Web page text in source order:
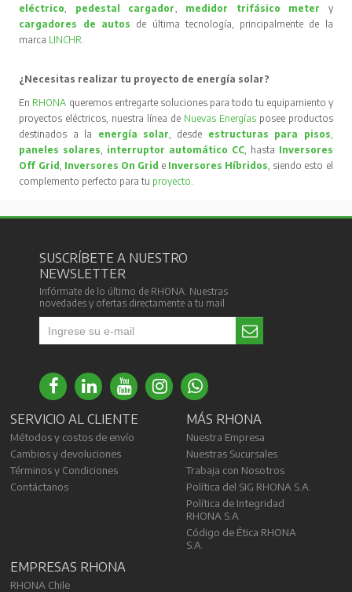
eléctrico
pedestal cargador medidor trifásico meter
y
cargadores de autos de última tecnología, principalmente de la
marca LINCHR
¿Necesitas realizar tu proyecto de energía solar?
En RHONA queremos entregarte soluciones para todo tu equipamiento y
proyectos eléctricos, nuestra línea de Nuevas Energíasposee productos
destinados a la energía solar , desde estructuras para pisos
paneles solares
interruptor automático CC, hasta Inversores
Off Grid Inversores On Grid e Inversores Híbridos , siendo esto el
complemento perfecto para tu proyecto
SUSCRÍBETE A NUESTRO
NEWSLETTER
Infórmate de lo último de RHONA. Nuestras
novedades y ofertas directamente a tu mail.
SERVICIO AL CLIENTE
Métodos y costos de envío
Cambios y devoluciones
Términos y Condiciones
Contáctanos
MÁS RHONA
Nuestra Empresa
Nuestras Sucursales
Trabaja con Nosotros
Política del SIG RHONA S.A.
Política de Integridad
RHONA S.A.
Código de Ética RHONA
S.A.
EMPRESAS RHONA
RHONA Chile